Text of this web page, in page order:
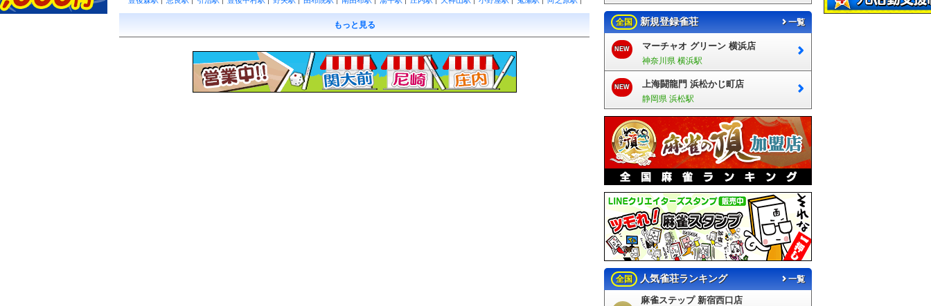
豊後国分駅
賀来駅 南大分駅 古国府駅 大鶴駅 今山駅 豊後荻駅 玉来駅 豊後竹田駅 朝地駅 緒方駅 豊後清川駅
三重
敷戸駅 滝尾駅
もっと見る 全国 新規登録雀荘 一覧
NEW マーチャオ グリーン 横浜店
神奈川県 横浜駅
NEW 上海闘龍門 浜松かじ町店
静岡県 浜松駅
全国 人気雀荘ランキング 一覧
麻雀ステップ 新宿西口店